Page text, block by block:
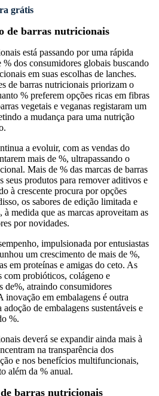
grátis
de barras nutricionais
está passando por uma rápida
dos consumidores globais buscando
em suas escolhas de lanches.
de barras nutricionais priorizam o
% preferem opções ricas em fibras
vegetais e veganas registaram um
a mudança para uma nutrição
a evoluir, com as vendas do
mais de %, ultrapassando o
Mais de % das marcas de barras
seus produtos para remover aditivos e
à crescente procura por opções
os sabores de edição limitada e
à medida que as marcas aproveitam as
por novidades.
impulsionada por entusiastas
um crescimento de mais de %,
em proteínas e amigas do ceto. As
com probióticos, colágeno e
de%, atraindo consumidores
inovação em embalagens é outra
de embalagens sustentáveis ​​e
%.
deverá se expandir ainda mais à
na transparência dos
e nos benefícios multifuncionais,
além da % anual.
barras nutricionais